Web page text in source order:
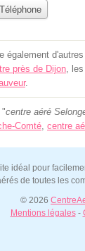
Téléphone
également
près de Dijon, les
.
"centre aéré
Comté, centre
idéal pour
de toutes les
© 2026
Mentions légales-